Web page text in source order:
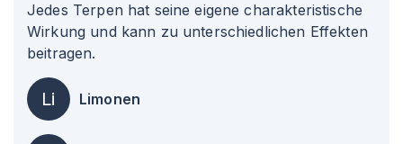
Jedes Terpen hat seine eigene charakteristische
Wirkung und kann zu unterschiedlichen Effekten
beitragen.
Li Limonen